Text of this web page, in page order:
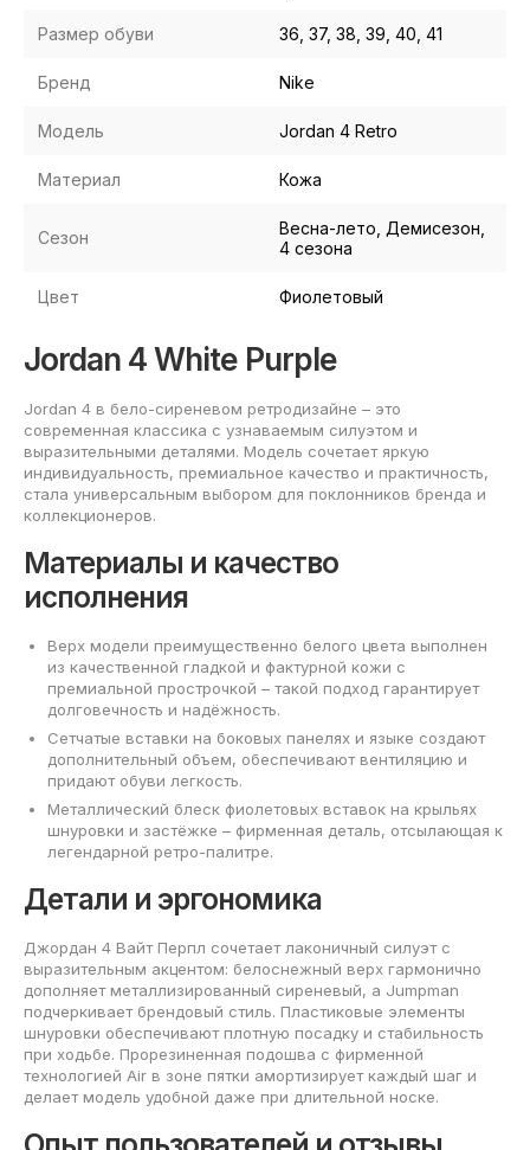
Размер обуви 36, 37, 38, 39, 40, 41
Бренд Nike
Модель Jordan 4 Retro
Материал Кожа
Сезон
Весна-лето, Демисезон,
4 сезона
Цвет Фиолетовый
Jordan 4 White Purple
Jordan 4 в бело-сиреневом ретродизайне – это
современная классика с узнаваемым силуэтом и
выразительными деталями. Модель сочетает яркую
индивидуальность, премиальное качество и практичность,
стала универсальным выбором для поклонников бренда и
коллекционеров.
Материалы и качество
исполнения
Верх модели преимущественно белого цвета выполнен
из качественной гладкой и фактурной кожи с
премиальной прострочкой – такой подход гарантирует
долговечность и надёжность.
Сетчатые вставки на боковых панелях и языке создают
дополнительный объем, обеспечивают вентиляцию и
придают обуви легкость.
Металлический блеск фиолетовых вставок на крыльях
шнуровки и застёжке – фирменная деталь, отсылающая к
легендарной ретро-палитре.
Детали и эргономика
Джордан 4 Вайт Перпл сочетает лаконичный силуэт с
выразительным акцентом: белоснежный верх гармонично
дополняет металлизированный сиреневый, а Jumpman
подчеркивает брендовый стиль. Пластиковые элементы
шнуровки обеспечивают плотную посадку и стабильность
при ходьбе. Прорезиненная подошва с фирменной
технологией Air в зоне пятки амортизирует каждый шаг и
делает модель удобной даже при длительной носке.